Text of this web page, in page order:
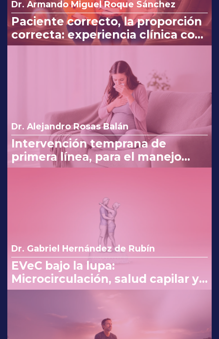
Dr. Armando Miguel Roque Sánchez
Paciente correcto, la proporción
correcta: experiencia clínica con
Myo y D-Chiro-Inositol
Dr. Alejandro Rosas Balán
Intervención temprana de
primera línea, para el manejo
eficaz en náuseas y vómito del
Dr. Gabriel Hernández de Rubín
EVeC bajo la lupa:
Microcirculación, salud capilar y
costo beneficio en la consulta